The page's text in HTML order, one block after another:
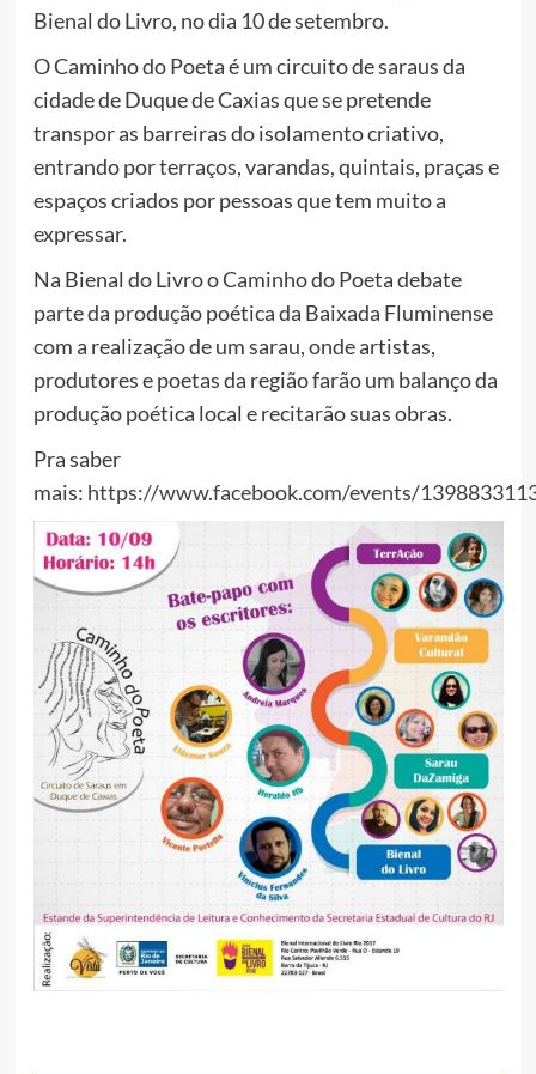
Bienal do Livro, no dia 10 de setembro.
O Caminho do Poeta é um circuito de saraus da
cidade de Duque de Caxias que se pretende
transpor as barreiras do isolamento criativo,
entrando por terraços, varandas, quintais, praças e
espaços criados por pessoas que tem muito a
expressar.
Na Bienal do Livro o Caminho do Poeta debate
parte da produção poética da Baixada Fluminense
com a realização de um sarau, onde artistas,
produtores e poetas da região farão um balanço da
produção poética local e recitarão suas obras.
Pra saber
mais: https://www.facebook.com/events/